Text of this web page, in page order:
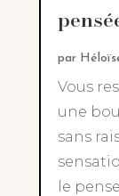
par
Vous
une
sans
le